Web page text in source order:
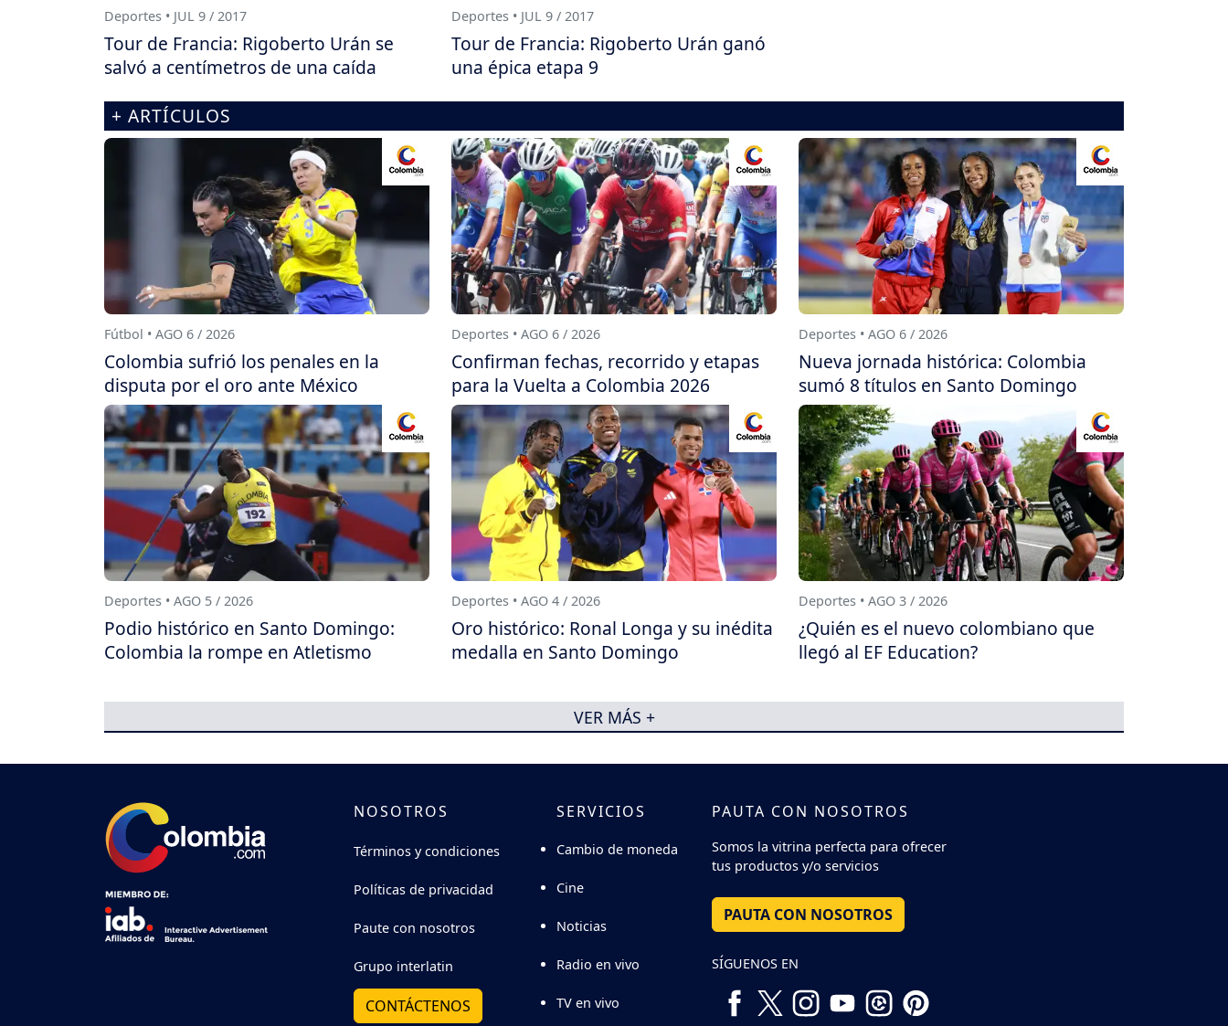
Deportes • JUL 9 / 2017
Tour de Francia: Rigoberto Urán se
salvó a centímetros de una caída
Deportes • JUL 9 / 2017
Tour de Francia: Rigoberto Urán ganó
una épica etapa 9
+ ARTÍCULOS
Fútbol • AGO 6 / 2026
Colombia sufrió los penales en la
disputa por el oro ante México
Deportes • AGO 6 / 2026
Confirman fechas, recorrido y etapas
para la Vuelta a Colombia 2026
Deportes • AGO 6 / 2026
Nueva jornada histórica: Colombia
sumó 8 títulos en Santo Domingo
Deportes • AGO 5 / 2026
Podio histórico en Santo Domingo:
Colombia la rompe en Atletismo
Deportes • AGO 4 / 2026
Oro histórico: Ronal Longa y su inédita
medalla en Santo Domingo
Deportes • AGO 3 / 2026
¿Quién es el nuevo colombiano que
llegó al EF Education?
VER MÁS +
NOSOTROS
Términos y condiciones
Políticas de privacidad
Paute con nosotros
Grupo interlatin
CONTÁCTENOS
SERVICIOS
Cambio de moneda
Cine
Noticias
Radio en vivo
TV en vivo
PAUTA CON NOSOTROS
Somos la vitrina perfecta para ofrecer
tus productos y/o servicios
PAUTA CON NOSOTROS
SÍGUENOS EN